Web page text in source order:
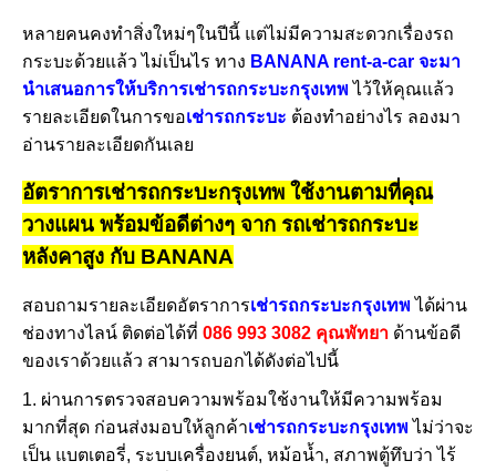
หลายคนคงทำสิ่งใหม่ๆในปีนี้ แต่ไม่มีความสะดวกเรื่องรถ
กระบะด้วยแล้ว ไม่เป็นไร ทาง BANANA rent-a-car จะมา
นำเสนอการให้บริการเช่ารถกระบะกรุงเทพ ไว้ให้คุณแล้ว
รายละเอียดในการขอเช่ารถกระบะ ต้องทำอย่างไร ลองมา
อ่านรายละเอียดกันเลย
อัตราการเช่ารถกระบะกรุงเทพ ใช้งานตามที่คุณ
วางแผน พร้อมข้อดีต่างๆ จาก รถเช่ารถกระบะ
หลังคาสูง กับ BANANA
สอบถามรายละเอียดอัตราการเช่ารถกระบะกรุงเทพ ได้ผ่าน
ช่องทางไลน์ ติดต่อได้ที่ 086 993 3082 คุณพัทยา ด้านข้อดี
ของเราด้วยแล้ว สามารถบอกได้ดังต่อไปนี้
1. ผ่านการตรวจสอบความพร้อมใช้งานให้มีความพร้อม
มากที่สุด ก่อนส่งมอบให้ลูกค้าเช่ารถกระบะกรุงเทพ ไม่ว่าจะ
เป็น แบตเตอรี่, ระบบเครื่องยนต์, หม้อน้ำ, สภาพตู้ทึบว่า ไร้